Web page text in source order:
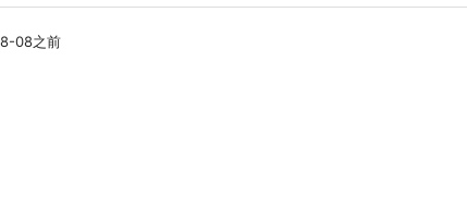
08之前